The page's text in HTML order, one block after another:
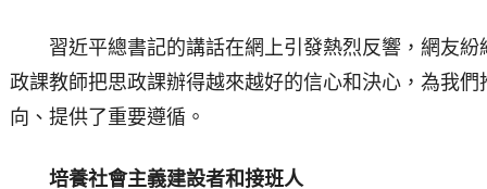
習近平總書記的講話在網上引發熱烈反響，網友紛
政課教師把思政課辦得越來越好的信心和決心，為我
向、提供了重要遵循。
培養社會主義建設者和接班人